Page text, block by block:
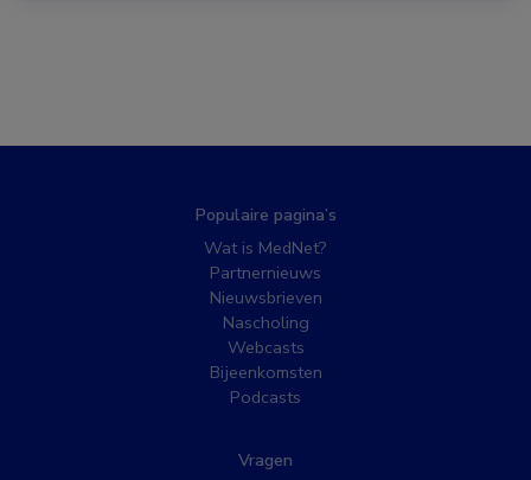
Populaire pagina’s
Wat is MedNet?
Partnernieuws
Nieuwsbrieven
Nascholing
Webcasts
Bijeenkomsten
Podcasts
Vragen